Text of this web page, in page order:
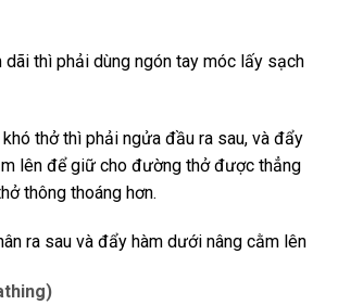
dãi thì phải dùng ngón tay móc lấy sạch
khó thở thì phải ngửa đầu ra sau, và đẩy
lên để giữ cho đường thở được thẳng
thông thoáng hơn.
ra sau và đẩy hàm dưới nâng cằm lên